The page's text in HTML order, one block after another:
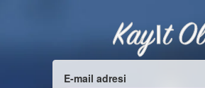
Kayıt Ol
E-mail adresi